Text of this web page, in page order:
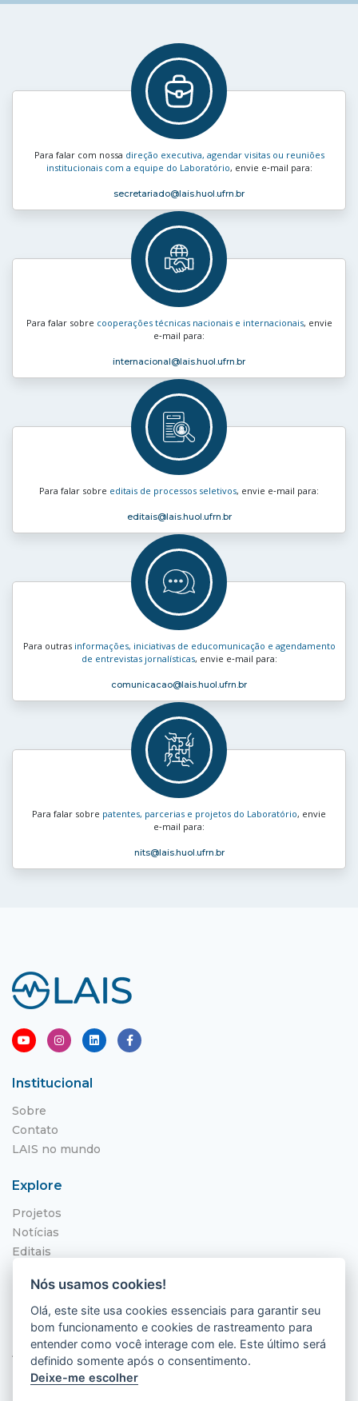
Para falar com nossa direção executiva, agendar visitas ou reuniões
institucionais com a equipe do Laboratório, envie e‑mail para:
secretariado@lais.huol.ufrn.br
Para falar sobre cooperações técnicas nacionais e internacionais, envie
e‑mail para:
internacional@lais.huol.ufrn.br
Para falar sobre editais de processos seletivos, envie e‑mail para:
editais@lais.huol.ufrn.br
Para outras informações, iniciativas de educomunicação e agendamento
de entrevistas jornalísticas, envie e‑mail para:
comunicacao@lais.huol.ufrn.br
Para falar sobre patentes, parcerias e projetos do Laboratório, envie
e‑mail para:
nits@lais.huol.ufrn.br
Institucional
Sobre
Contato
LAIS no mundo
Explore
Projetos
Notícias
Editais
Localização
Hospital Universitário Onofre Lopes - HUOL
Av. Nilo Peçanha, 620 - Petrópolis
Natal - RN, 59012-300
Nós usamos cookies!
Olá, este site usa cookies essenciais para garantir seu
bom funcionamento e cookies de rastreamento para
entender como você interage com ele. Este último será
definido somente após o consentimento.
Deixe-me escolher